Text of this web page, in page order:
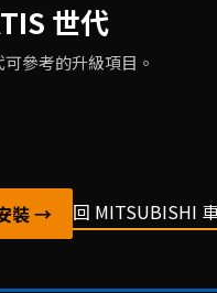
世代
參考的升級項目。
裝 → 回 MITSUBISHI